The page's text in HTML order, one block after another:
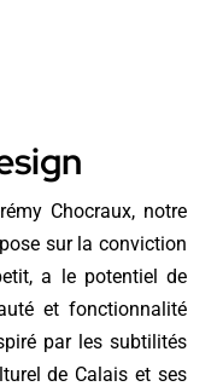
Chocraux, notre
sur la conviction
a le potentiel de
et fonctionnalité
par les subtilités
de Calais et ses